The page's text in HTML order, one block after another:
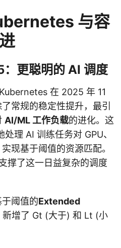
与容
更聪明的 AI 调度
在 2025 年 11
常规的稳定性提升，最引
AI/ML 工作负载的进化。这
理 AI 训练任务对 GPU、
现基于阈值的资源匹配。
撑了这一日益复杂的调度
阈值的Extended
新增了 Gt (大于) 和 Lt (小